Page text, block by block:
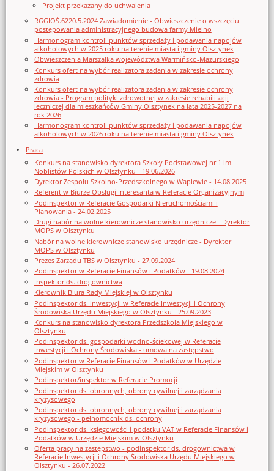
Projekt przekazany do uchwalenia
RGGIOŚ.6220.5.2024 Zawiadomienie - Obwieszczenie o wszczęciu
postępowania administracyjnego budowa farmy Mielno
Harmonogram kontroli punktów sprzedaży i podawania napojów
alkoholowych w 2025 roku na terenie miasta i gminy Olsztynek
Obwieszczenia Marszałka województwa Warmińsko-Mazurskiego
Konkurs ofert na wybór realizatora zadania w zakresie ochrony
zdrowia
Konkurs ofert na wybór realizatora zadania w zakresie ochrony
zdrowia - Program polityki zdrowotnej w zakresie rehabilitacji
leczniczej dla mieszkańców Gminy Olsztynek na lata 2025-2027 na
rok 2026
Harmonogram kontroli punktów sprzedaży i podawania napojów
alkoholowych w 2026 roku na terenie miasta i gminy Olsztynek
Praca
Konkurs na stanowisko dyrektora Szkoły Podstawowej nr 1 im.
Noblistów Polskich w Olsztynku - 19.06.2026
Dyrektor Zespołu Szkolno-Przedszkolnego w Waplewie - 14.08.2025
Referent w Biurze Obsługi Interesanta w Referacie Organizacyjnym
Podinspektor w Referacie Gospodarki Nieruchomościami i
Planowania - 24.02.2025
Drugi nabór na wolne kierownicze stanowisko urzędnicze - Dyrektor
MOPS w Olsztynku
Nabór na wolne kierownicze stanowisko urzędnicze - Dyrektor
MOPS w Olsztynku
Prezes Zarządu TBS w Olsztynku - 27.09.2024
Podinspektor w Referacie Finansów i Podatków - 19.08.2024
Inspektor ds. drogownictwa
Kierownik Biura Rady Miejskiej w Olsztynku
Podinspektor ds. inwestycji w Referacie Inwestycji i Ochrony
Środowiska Urzędu Miejskiego w Olsztynku - 25.09.2023
Konkurs na stanowisko dyrektora Przedszkola Miejskiego w
Olsztynku
Podinspektor ds. gospodarki wodno-ściekowej w Referacie
Inwestycji i Ochrony Środowiska - umowa na zastępstwo
Podinspektor w Referacie Finansów i Podatków w Urzędzie
Miejskim w Olsztynku
Podinspektor/inspektor w Referacie Promocji
Podinspektor ds. obronnych, obrony cywilnej i zarządzania
kryzysowego
Podinspektor ds. obronnych, obrony cywilnej i zarządzania
kryzysowego - pełnomocnik ds. ochrony
Podinspektor ds. księgowości i podatku VAT w Referacie Finansów i
Podatków w Urzędzie Miejskim w Olsztynku
Oferta pracy na zastępstwo - podinspektor ds. drogownictwa w
Referacie Inwestycji i Ochrony Środowiska Urzędu Miejskiego w
Olsztynku - 26.07.2022